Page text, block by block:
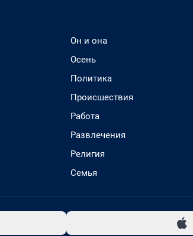
Он и она
Осень
Политика
Происшествия
Работа
Развлечения
Религия
Семья